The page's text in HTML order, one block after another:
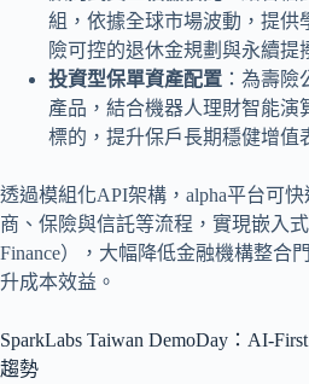
組，依據全球市場波動，提供
險可控的退休金規劃與永續提
投資型保單資產配置 ：為壽
產品，結合機器人理財智能演
標的，提升保戶長期穩健增值
透過模組化API架構，alpha平台可
商、保險與信託等流程，實現嵌入式
Finance），大幅降低金融機構整合
升成本效益。
SparkLabs Taiwan DemoDay：AI-
趨勢